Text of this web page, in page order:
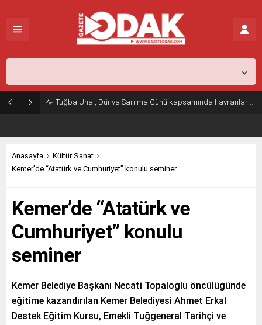
Tuğba Ünal, Dünya Sarılma Günü kapsamında hayranlarıyla buluştu
Anasayfa
Kültür Sanat
Kemer’de “Atatürk ve Cumhuriyet” konulu seminer
Kemer’de “Atatürk ve
Cumhuriyet” konulu
seminer
Kemer Belediye Başkanı Necati Topaloğlu öncülüğünde
eğitime kazandırılan Kemer Belediyesi Ahmet Erkal
Destek Eğitim Kursu, Emekli Tuğgeneral Tarihçi ve